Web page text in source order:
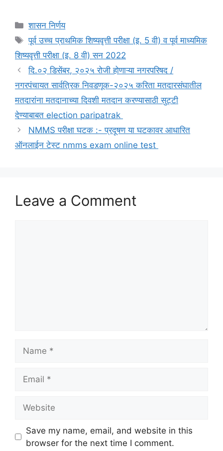
Categories
शासन निर्णय
Tags
पूर्व उच्च प्राथमिक शिष्यवृत्ती परीक्षा (इ. 5 वी) व पूर्व माध्यमिक
शिष्यवृत्ती परीक्षा (इ. 8 वी) सन 2022
दि.०२ डिसेंबर, २०२५ रोजी होणाऱ्या नगरपरिषद /
नगरपंचायत सार्वत्रिक निवडणूक-२०२५ करिता मतदारसंघातील
मतदारांना मतदानाच्या दिवशी मतदान करण्यासाठी सुट्टी
देण्याबाबत election paripatrak
NMMS परीक्षा घटक :- प्रदूषण या घटकावर आधारित
ऑनलाईन टेस्ट nmms exam online test
Leave a Comment
Save my name, email, and website in this
browser for the next time I comment.